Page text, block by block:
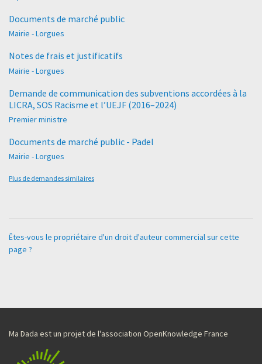
Documents de marché public
Mairie - Lorgues
Notes de frais et justificatifs
Mairie - Lorgues
Demande de communication des subventions accordées à la
LICRA, SOS Racisme et l’UEJF (2016–2024)
Premier ministre
Documents de marché public - Padel
Mairie - Lorgues
Plus de demandes similaires
Êtes-vous le propriétaire d'un droit d'auteur commercial sur cette
page ?
Ma Dada est un projet de l'association OpenKnowledge France